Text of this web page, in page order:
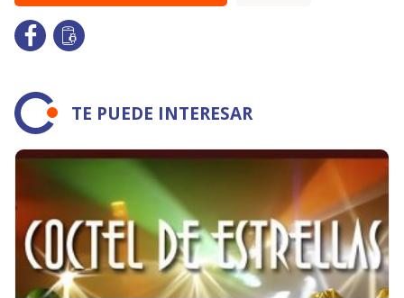
TE PUEDE INTERESAR